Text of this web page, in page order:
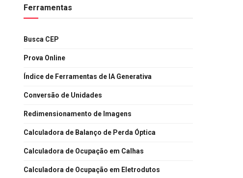
Ferramentas
Busca CEP
Prova Online
Índice de Ferramentas de IA Generativa
Conversão de Unidades
Redimensionamento de Imagens
Calculadora de Balanço de Perda Óptica
Calculadora de Ocupação em Calhas
Calculadora de Ocupação em Eletrodutos